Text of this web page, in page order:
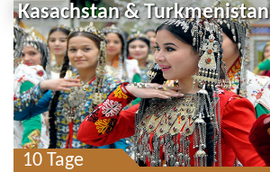
Kasachstan & Turkmenistan
10 Tage